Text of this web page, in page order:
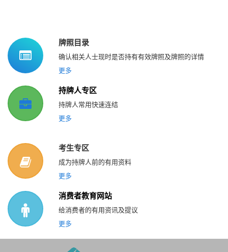
牌照目录
确认相关人士现时是否持有有效牌照及牌照的详情
更多
持牌人专区
持牌人常用快速连结
更多
考生专区
成为持牌人前的有用资料
更多
消费者教育网站
给消费者的有用资讯及提议
更多